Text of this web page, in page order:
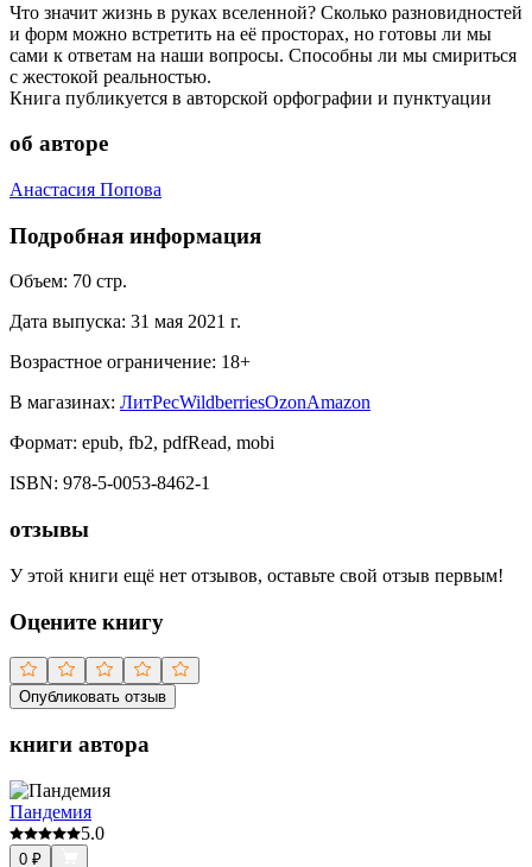
Что значит жизнь в руках вселенной? Сколько разновидностей
и форм можно встретить на её просторах, но готовы ли мы
сами к ответам на наши вопросы. Способны ли мы смириться
с жестокой реальностью.
Книга публикуется в авторской орфографии и пунктуации
об авторе
Анастасия Попова
Подробная информация
Объем: 70 стр.
Дата выпуска: 31 мая 2021 г.
Возрастное ограничение: 18+
В магазинах: ЛитРесWildberriesOzonAmazon
Формат: epub, fb2, pdfRead, mobi
ISBN: 978-5-0053-8462-1
отзывы
У этой книги ещё нет отзывов, оставьте свой отзыв первым!
Оцените книгу
Опубликовать отзыв
книги автора
Пандемия
5.0
0 ₽